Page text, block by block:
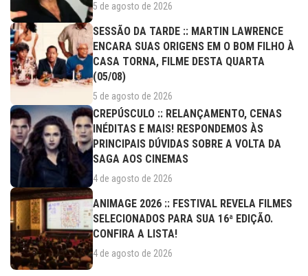
5 de agosto de 2026
SESSÃO DA TARDE :: MARTIN LAWRENCE
ENCARA SUAS ORIGENS EM O BOM FILHO À
CASA TORNA, FILME DESTA QUARTA
(05/08)
5 de agosto de 2026
CREPÚSCULO :: RELANÇAMENTO, CENAS
INÉDITAS E MAIS! RESPONDEMOS ÀS
PRINCIPAIS DÚVIDAS SOBRE A VOLTA DA
SAGA AOS CINEMAS
4 de agosto de 2026
ANIMAGE 2026 :: FESTIVAL REVELA FILMES
SELECIONADOS PARA SUA 16ª EDIÇÃO.
CONFIRA A LISTA!
4 de agosto de 2026